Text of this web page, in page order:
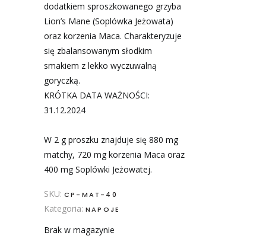
dodatkiem sproszkowanego grzyba
Lion’s Mane (Soplówka Jeżowata)
oraz korzenia Maca. Charakteryzuje
się zbalansowanym słodkim
smakiem z lekko wyczuwalną
goryczką.
KRÓTKA DATA WAŻNOŚCI:
31.12.2024
W 2 g proszku znajduje się 880 mg
matchy, 720 mg korzenia Maca oraz
400 mg Soplówki Jeżowatej.
SKU: CP-MAT-40
Kategoria: NAPOJE
Brak w magazynie